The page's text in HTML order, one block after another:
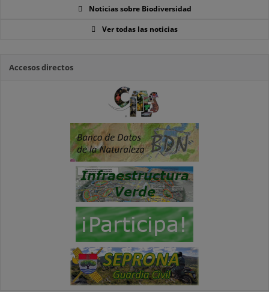
Noticias sobre Biodiversidad
Ver todas las noticias
Accesos directos